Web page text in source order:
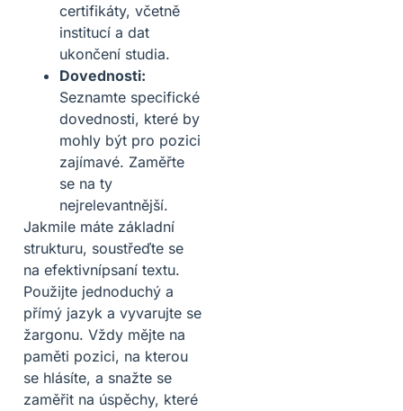
certifikáty, včetně
institucí a dat
ukončení studia.
Dovednosti:
Seznamte specifické
dovednosti, které by
mohly být pro pozici
zajímavé. Zaměřte
se na ty
nejrelevantnější.
Jakmile máte základní
strukturu, soustřeďte se
na efektivnípsaní textu.
Použijte jednoduchý a
přímý jazyk a vyvarujte se
žargonu. Vždy mějte na
paměti pozici, na kterou
se hlásíte, a snažte se
zaměřit na úspěchy, které